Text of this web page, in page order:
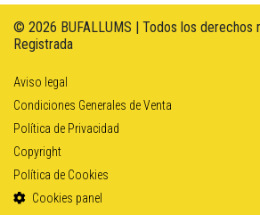
© 2026 BUFALLUMS | Todos los
Registrada
Aviso legal
Condiciones Generales de Venta
Política de Privacidad
Copyright
Política de Cookies
Cookies panel